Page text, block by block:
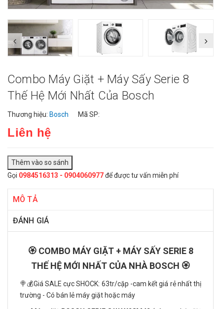
Combo Máy Giặt + Máy Sấy Serie 8
Thế Hệ Mới Nhất Của Bosch
Thương hiệu: Bosch Mã SP:
Liên hệ
Gọi 0984516313 - 0904060977để được tư vấn miễn phí
MÔ TẢ
ĐÁNH GIÁ
🏵️ COMBO MÁY GIẶT + MÁY SẤY SERIE 8
THẾ HỆ MỚI NHẤT CỦA NHÀ BOSCH 🏵️
🍭💰Giá SALE cực SHOCK: 63tr/cặp -cam kết giá rẻ nhất thị
trường - Có bán lẻ máy giặt hoặc máy